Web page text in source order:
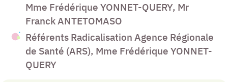
Mme Frédérique YONNET-QUERY, Mr
Franck ANTETOMASO
Référents Radicalisation Agence Régionale
de Santé (ARS), Mme Frédérique YONNET-
QUERY